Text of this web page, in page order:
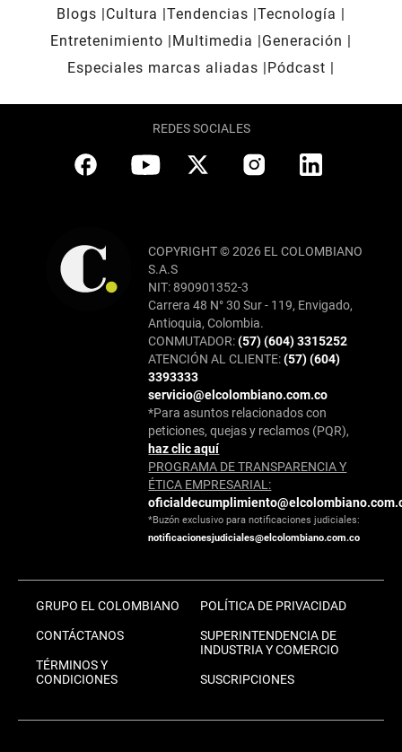
Blogs
Cultura Tendencias Tecnología
Entretenimiento
Multimedia
Generación
Especiales marcas aliadas
Pódcast
REDES SOCIALES
COPYRIGHT © 2026 EL COLOMBIANO
S.A.S
NIT: 890901352-3
Carrera 48 N° 30 Sur - 119, Envigado,
Antioquia, Colombia.
CONMUTADOR:(57) (604) 3315252
ATENCIÓN AL CLIENTE:(57) (604)
3393333
servicio@elcolombiano.com.co
*Para asuntos relacionados con
peticiones, quejas y reclamos (PQR),
haz clic aquí
PROGRAMA DE TRANSPARENCIA Y
ÉTICA EMPRESARIAL:
*Buzón exclusivo para notificaciones judiciales:
notificacionesjudiciales@elcolombiano.com.co
GRUPO EL COLOMBIANO
CONTÁCTANOS
TÉRMINOS Y
CONDICIONES
POLÍTICA DE PRIVACIDAD
SUPERINTENDENCIA DE
INDUSTRIA Y COMERCIO
SUSCRIPCIONES